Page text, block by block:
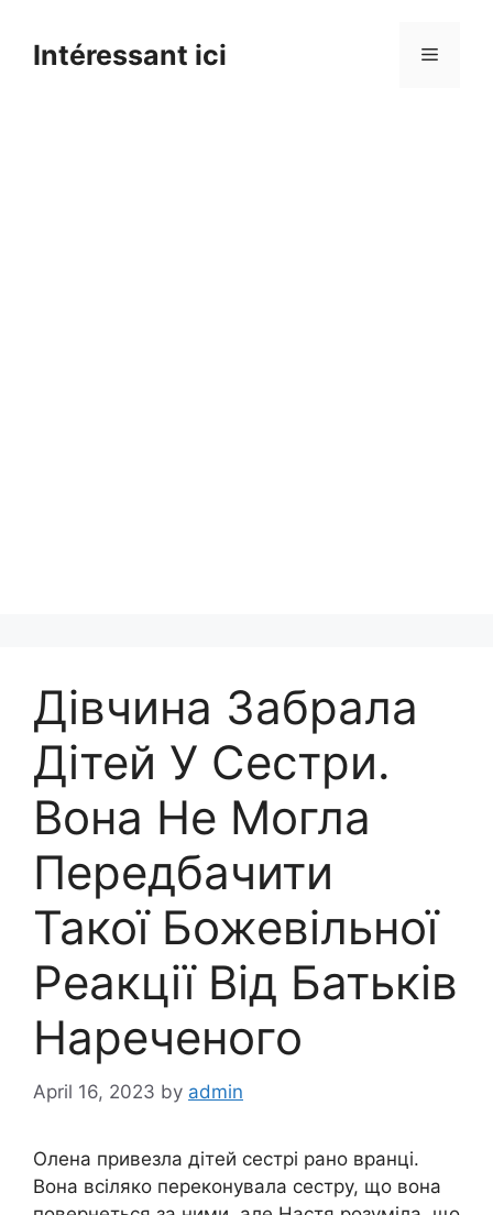
contentIntéressant ici Menu
Дівчина Забрала
Дітей У Сестри.
Вона Не Могла
Передбачити
Такої Божевільної
Реакції Від Батьків
Нареченого
April 16, 2023 by admin
Олена привезла дітей сестрі рано вранці.
Вона всіляко переконувала сестру, що вона